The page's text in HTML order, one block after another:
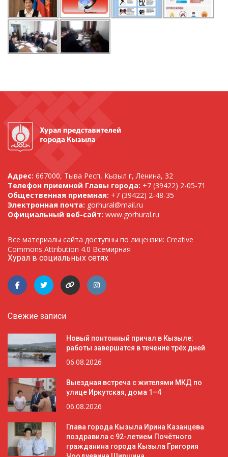
Адрес: 667000, Тыва Респ, Кызыл г, Ленина, 32
Телефон приемной Главы города: +7 (39422) 2-05-71
Общественная приемная: +7 (39422) 2-48-35
Электронная почта: gorhural@mail.ru
Официальный веб-сайт: www.gorhural.ru
Все материалы сайта доступны по лицензии: Creative
Commons Attribution 4.0 Всемирная
Хурал в социальных сетях
Свежие записи
Новый понтонный причал в Кызыле:
работы завершатся в течение трёх дней
06.08.2026
Выездная встреча с жителями МКД по
улице Иркутская, дома 1–4
06.08.2026
Глава города Кызыла Ирина Казанцева
поздравила с 92-летием Почётного
гражданина города Кызыла Григория